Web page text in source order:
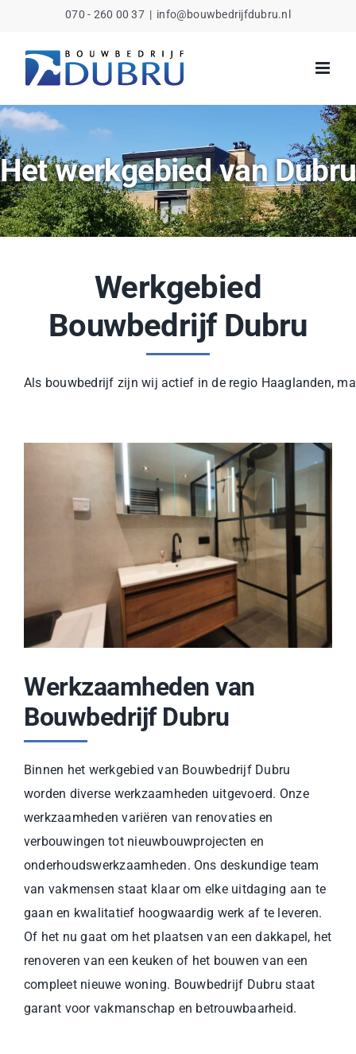
inhoud
070 - 260 00 37 | info@bouwbedrijfdubru.nl
Het werkgebied van Dubru
Werkgebied
Bouwbedrijf Dubru
Als bouwbedrijf zijn wij actief in de regio Haaglanden,
Werkzaamheden van
Bouwbedrijf Dubru
Binnen het werkgebied van Bouwbedrijf Dubru
worden diverse werkzaamheden uitgevoerd. Onze
werkzaamheden variëren van renovaties en
verbouwingen tot nieuwbouwprojecten en
onderhoudswerkzaamheden. Ons deskundige team
van vakmensen staat klaar om elke uitdaging aan te
gaan en kwalitatief hoogwaardig werk af te leveren.
Of het nu gaat om het plaatsen van een dakkapel, het
renoveren van een keuken of het bouwen van een
compleet nieuwe woning. Bouwbedrijf Dubru staat
garant voor vakmanschap en betrouwbaarheid.